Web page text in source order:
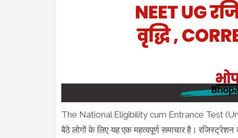
The National Eligibility cum Entrance Test
बैठे लोगों के लिए यह एक महत्वपूर्ण समाचार है।